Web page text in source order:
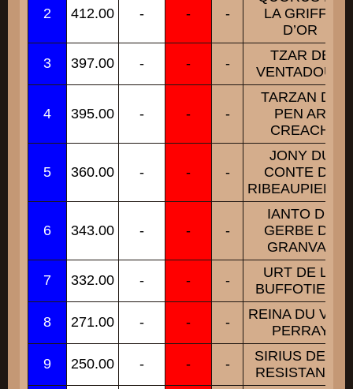
2 412.00 - - -
LA GRIFFE
D’OR
3 397.00 - - -
TZAR DE
VENTADOUR
4 395.00 - - -
TARZAN DE
PEN AR
CREACH
5 360.00 - - -
JONY DU
CONTE DE
RIBEAUPIERRE
6 343.00 - - -
IANTO DE
GERBE DE
GRANVAL
7 332.00 - - -
URT DE LA
BUFFOTIERE
8 271.00 - - -
REINA DU VIEU
PERRAY
9 250.00 - - -
SIRIUS DE LA
RESISTANCE